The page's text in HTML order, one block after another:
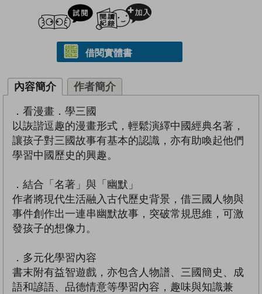
試閲
借閱實體書
內容簡介 作者簡介
．看漫畫．學三國
以詼諧逗趣的漫畫形式，輕鬆演繹中國經典名著，
讓孩子對三國故事有基本的認識，亦有助喚起他們
學習中國歷史的興趣。
．結合「名著」與「幽默」
作者將現代生活融入古代歷史背景，借三國人物與
事件創作出一連串幽默故事，突破常規思維，可激
發孩子的想像力。
．多元化學習內容
書末附有益智遊戲，亦包含人物譜、三國簡史、成
語和諺語、品德情意等學習內容，趣味與知識兼